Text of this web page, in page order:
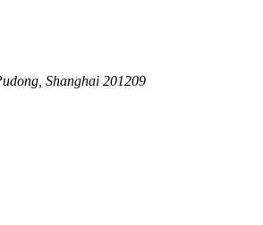
Shanghai 201209